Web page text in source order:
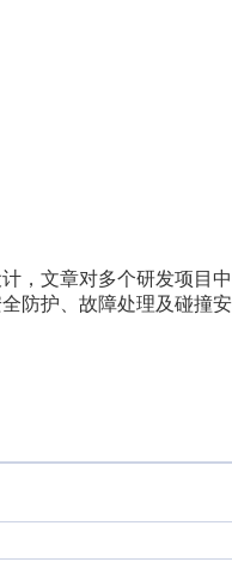
，文章对多个研发项目
防护、故障处理及碰撞